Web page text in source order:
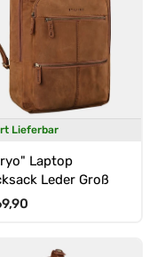
Lieferbar
Laptop
Leder Groß
Preis